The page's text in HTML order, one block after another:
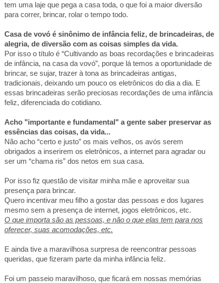
tem uma laje que pega a casa toda, o que foi a maior diversão
para correr, brincar, rolar o tempo todo.
Casa de vovó é sinônimo de infância feliz, de brincadeiras, de
alegria, de diversão com as coisas simples da vida.
Por isso o título é “Cultivando as boas recordações e brincadeiras
de infância, na casa da vovó”, porque lá temos a oportunidade de
brincar, se sujar, trazer à tona as brincadeiras antigas,
tradicionais, deixando um pouco os eletrônicos do dia a dia. E
essas brincadeiras serão preciosas recordações de uma infância
feliz, diferenciada do cotidiano.
Acho "importante e fundamental" a gente saber preservar as
essências das coisas, da vida...
Não acho “certo e justo” os mais velhos, os avós serem
obrigados a inserirem os eletrônicos, a internet para agradar ou
ser um “chama ris” dos netos em sua casa.
Por isso fiz questão de visitar minha mãe e aproveitar sua
presença para brincar.
Quero incentivar meu filho a gostar das pessoas e dos lugares
mesmo sem a presença de internet, jogos eletrônicos, etc.
O que importa são as pessoas, e não o que elas tem para nos
oferecer, suas acomodações, etc.
E ainda tive a maravilhosa surpresa de reencontrar pessoas
queridas, que fizeram parte da minha infância feliz.
Foi um passeio maravilhoso, que ficará em nossas memórias